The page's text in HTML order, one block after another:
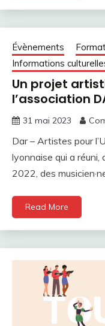
Évènements
Informations
Un projet
l’association
31 mai 2023
Dar – Artistes pour
lyonnaise qui a réuni,
2022, des
Read More